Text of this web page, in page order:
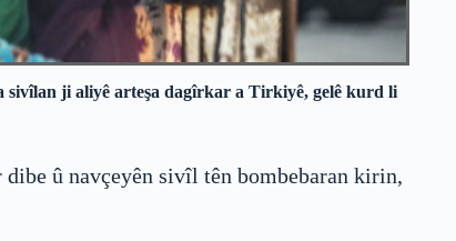
ji aliyê arteşa dagîrkar a Tirkiyê, gelê kurd li
û navçeyên sivîl tên bombebaran kirin,